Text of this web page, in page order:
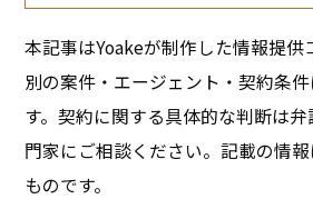
本記事はYoakeが制作した情報提供
別の案件・エージェント・契約条
す。契約に関する具体的な判断は
門家にご相談ください。記載の情
ものです。